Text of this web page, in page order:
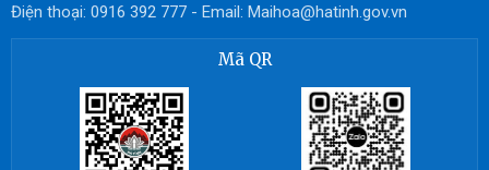
Điện thoại: 0916 392 777 - Email: Maihoa@hatinh.gov.vn
Mã QR